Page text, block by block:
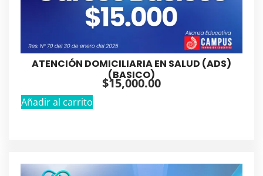
ATENCIÓN DOMICILIARIA EN SALUD (ADS)
(BASICO)
$15,000.00
Añadir al carrito